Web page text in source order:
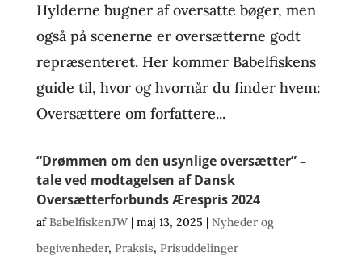
Hylderne bugner af oversatte bøger, men
også på scenerne er oversætterne godt
repræsenteret. Her kommer Babelfiskens
guide til, hvor og hvornår du finder hvem:
Oversættere om forfattere...
“Drømmen om den usynlige oversætter” –
tale ved modtagelsen af Dansk
Oversætterforbunds Ærespris 2024
afBabelfiskenJW| maj 13, 2025 | Nyheder og
begivenheder, Praksis, Prisuddelinger